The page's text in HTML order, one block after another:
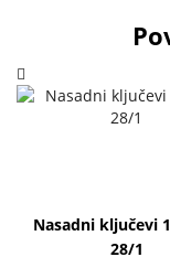
Nasadni ključevi
28/1